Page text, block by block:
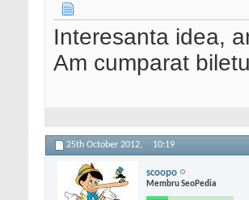
Interesanta idea,
Am cumparat
25th October 2012, 10:19
scoopo
Membru SeoPedia